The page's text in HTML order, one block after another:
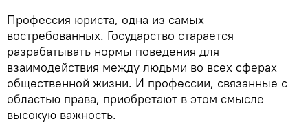
Профессия юриста, одна из самых
востребованных. Государство старается
разрабатывать нормы поведения для
взаимодействия между людьми во всех сферах
общественной жизни. И профессии, связанные с
областью права, приобретают в этом смысле
высокую важность.